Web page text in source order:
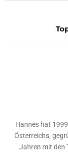
Hannes hat
Österreichs,
Jahren mit den